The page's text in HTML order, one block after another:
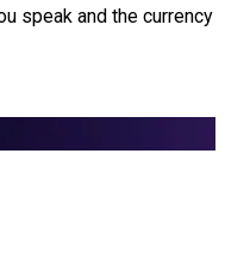
speak and the currency